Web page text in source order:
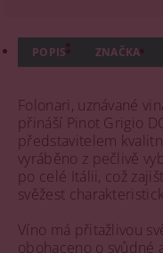
POPIS ZNAČKA
Folonari, uznávané
přináší Pinot Grigio
představitelem
vyráběno z pečlivě
po celé Itálii, což
svěžest
Víno má přitažlivou
obohaceno o svůdné